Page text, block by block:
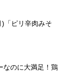
)「ピリ辛肉みそ
なのに大満足！鶏